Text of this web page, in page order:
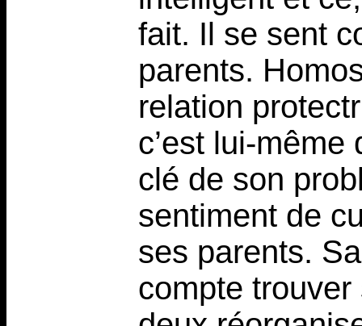
fait. Il se sent
parents.
relation
c’est lui-même
clé de son
sentiment de
ses parents.
compte